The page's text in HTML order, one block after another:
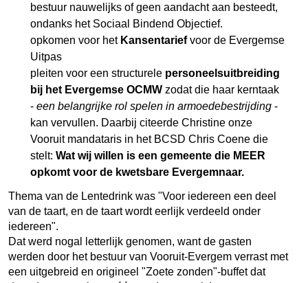
bestuur nauwelijks of geen aandacht aan besteedt,
ondanks het Sociaal Bindend Objectief.
opkomen voor het Kansentariefvoor de Evergemse
Uitpas
pleiten voor een structurele personeelsuitbreiding
bij het Evergemse OCMW zodat die haar kerntaak
- een belangrijke rol spelen in armoedebestrijding -
kan vervullen. Daarbij citeerde Christine onze
Vooruit mandataris in het BCSD Chris Coene die
stelt: Wat wij willen is een gemeente die MEER
opkomt voor de kwetsbare Evergemnaar.
Thema van de Lentedrink was "Voor iedereen een deel
van de taart, en de taart wordt eerlijk verdeeld onder
iedereen".
Dat werd nogal letterlijk genomen, want de gasten
werden door het bestuur van Vooruit-Evergem verrast met
een uitgebreid en origineel "Zoete zonden"-buffet dat